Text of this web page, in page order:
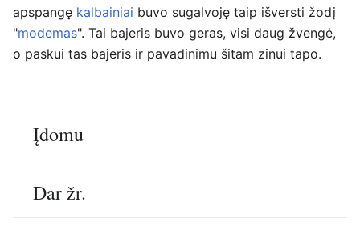
apspangę kalbainiai buvo sugalvoję taip išversti žodį
"modemas". Tai bajeris buvo geras, visi daug žvengė,
o paskui tas bajeris ir pavadinimu šitam zinui tapo.
Įdomu
Dar žr.